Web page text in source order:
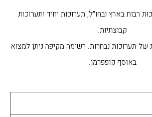
רבות בארץ ובחו"ל, תערוכות יחיד ותערוכות
קבוצתיות.
תערוכות נבחרות. רשימה מקיפה ניתן למצוא
באוסף קופפרמן.